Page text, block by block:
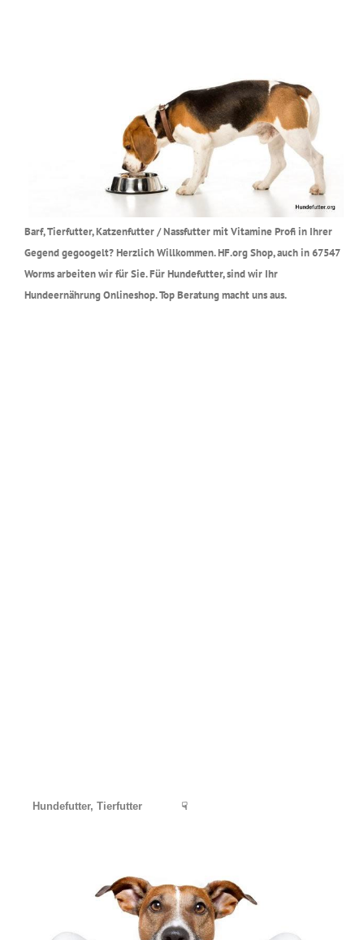
Barf, Tierfutter, Katzenfutter / Nassfutter mit Vitamine Profi in Ihrer
Gegend gegoogelt? Herzlich Willkommen. HF.org Shop, auch in 67547
Worms arbeiten wir für Sie. Für Hundefutter, sind wir Ihr
Hundeernährung Onlineshop. Top Beratung macht uns aus.
Hundefutter, Tierfutter ☟